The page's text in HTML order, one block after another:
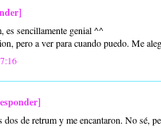
es sencillamente genial ^^
pero a ver para cuando puedo. Me
de retrum y me encantaron. No sé,